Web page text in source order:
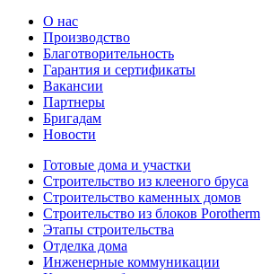
О нас
Производство
Благотворительность
Гарантия и сертификаты
Вакансии
Партнеры
Бригадам
Новости
Готовые дома и участки
Строительство из клееного бруса
Строительство каменных домов
Строительство из блоков Porotherm
Этапы строительства
Отделка дома
Инженерные коммуникации